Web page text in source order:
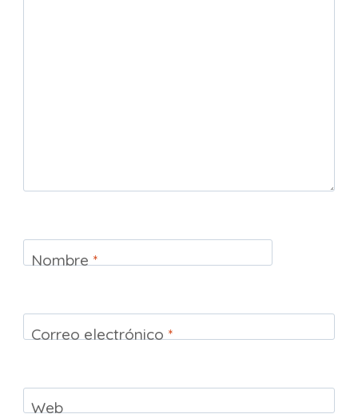
Nombre *
Correo electrónico *
Web